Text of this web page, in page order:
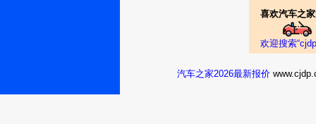
喜欢汽车之
欢迎搜索
汽车之家2026最新报价